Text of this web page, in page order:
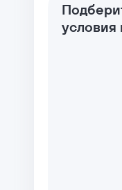
условия